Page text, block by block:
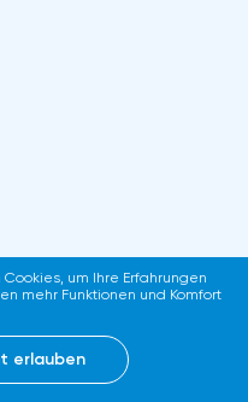
um Ihre Erfahrungen
mehr Funktionen und Komfort
erlauben